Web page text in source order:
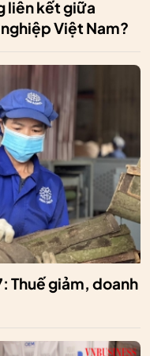
liên kết giữa
Việt Nam?
Thuế giảm, doanh